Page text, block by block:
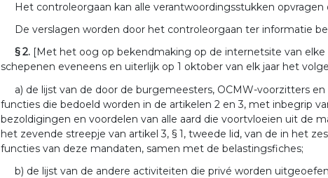
Het controleorgaan kan alle verantwoordingsstukken
De verslagen worden door het controleorgaan ter informatie
§ 2. [Met het oog op bekendmaking op de internetsite van
schepenen eveneens en uiterlijk op 1 oktober van elk jaar het
a) de lijst van de door de burgemeesters, OCMW-voorzitters
functies die bedoeld worden in de artikelen 2 en 3, met inbegrip
bezoldigingen en voordelen van alle aard die voortvloeien uit de
het zevende streepje van artikel 3, § 1, tweede lid, van de in het
functies van deze mandaten, samen met de belastingsfiches;
b) de lijst van de andere activiteiten die privé worden